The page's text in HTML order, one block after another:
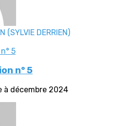
(SYLVIE DERRIEN)
n° 5
à décembre 2024